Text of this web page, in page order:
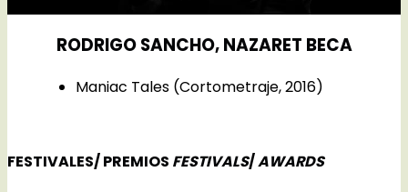
RODRIGO SANCHO, NAZARET BECA
Maniac Tales (Cortometraje, 2016)
FESTIVALES/ PREMIOS FESTIVALS/AWARDS